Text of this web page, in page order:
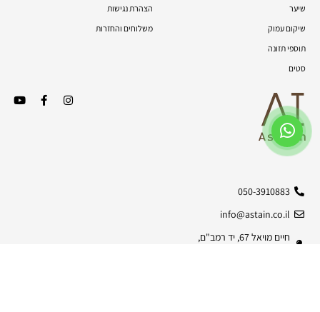
050-3910883
info@astain.co.il
חיים מויאל 67, יד רמב"ם,
שיער
שיקום עמוק
תוספי תזונה
סטים
הצהרת נגישות
משלוחים והחזרות